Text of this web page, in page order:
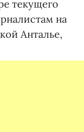
текущего
на
Анталье,